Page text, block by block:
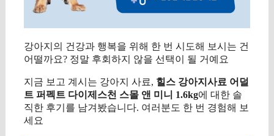
강아지의 건강과 행복을 위해 한 번 시도해 보시는 건
어떨까요? 정말 후회하지 않을 선택이 될 거예요
지금 보고 계시는 강아지 사료, 힐스 강아지사료 어덜
트 퍼펙트 다이제스천 스몰 앤 미니 1.6kg에 대한 솔
직한 후기를 남겨봤습니다. 여러분도 한 번 경험해 보
세요